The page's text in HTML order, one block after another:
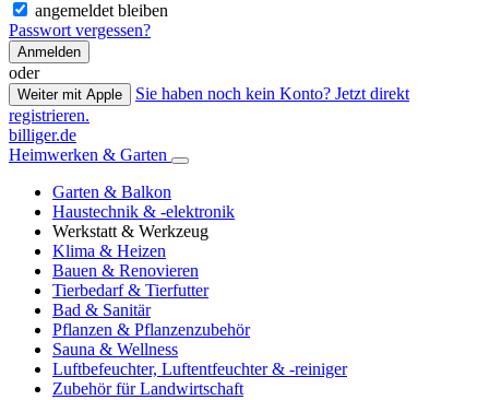
angemeldet bleiben
Passwort vergessen?
Anmelden
oder
Weiter mit Apple
Sie haben noch kein Konto? Jetzt direkt
registrieren.
billiger.de
Heimwerken & Garten
Garten & Balkon
Haustechnik & -elektronik
Werkstatt & Werkzeug
Klima & Heizen
Bauen & Renovieren
Tierbedarf & Tierfutter
Bad & Sanitär
Pflanzen & Pflanzenzubehör
Sauna & Wellness
Luftbefeuchter, Luftentfeuchter & -reiniger
Zubehör für Landwirtschaft